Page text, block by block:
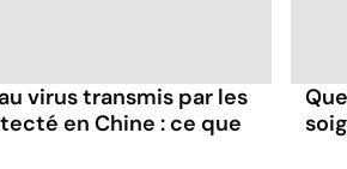
virus transmis par les
en Chine : ce que